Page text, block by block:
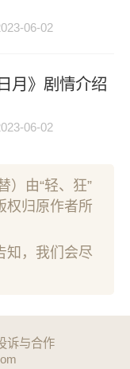
06-02
月》剧情介绍
06-02
）由“轻、狂”
权归原作者所
知，我们会尽
诉与合作